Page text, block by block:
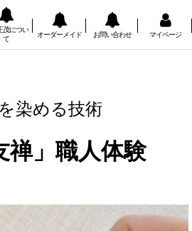
茂につい
て
オーダーメイド お問い合わせ マイページ
染める技術
禅」職人体験